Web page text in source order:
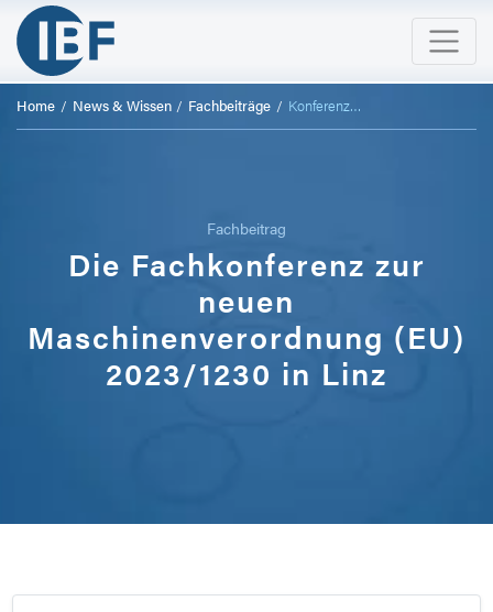
Home News & Wissen Fachbeiträge Konferenz zur MVO in Linz 2024
Fachbeitrag
Die Fachkonferenz zur
neuen
Maschinenverordnung (EU)
2023/1230 in Linz